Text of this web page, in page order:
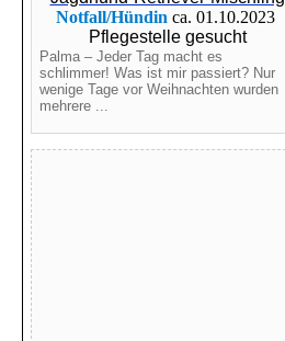
Notfall/Hündin ca. 01.10.2023
Pflegestelle gesucht
Palma – Jeder Tag macht es
schlimmer! Was ist mir passiert? Nur
wenige Tage vor Weihnachten wurden
mehrere ...